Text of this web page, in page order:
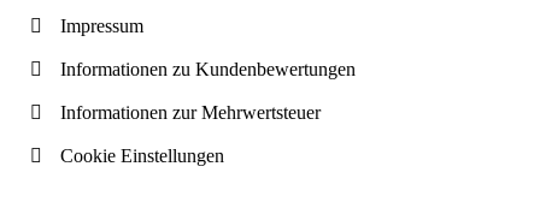
Impressum
Informationen zu Kundenbewertungen
Informationen zur Mehrwertsteuer
Cookie Einstellungen